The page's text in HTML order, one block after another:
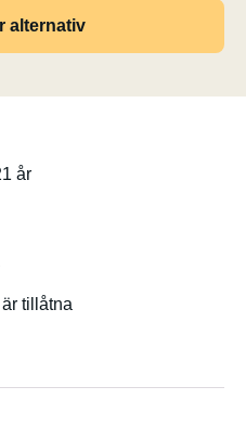
alternativ
år
tillåtna